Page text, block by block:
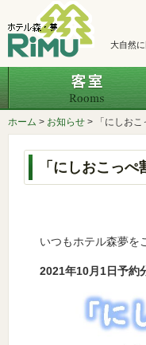
大自然
ホーム > お知らせ > 「にしお
「にしおこっ
いつもホテル森夢を
2021年10月1日予約